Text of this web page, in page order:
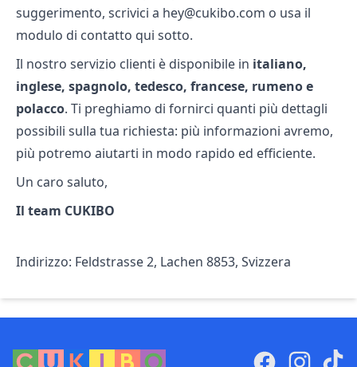
suggerimento, scrivici a hey@cukibo.com o usa il
modulo di contatto qui sotto.
Il nostro servizio clienti è disponibile in italiano,
inglese, spagnolo, tedesco, francese, rumeno e
polacco. Ti preghiamo di fornirci quanti più dettagli
possibili sulla tua richiesta: più informazioni avremo,
più potremo aiutarti in modo rapido ed efficiente.
Un caro saluto,
Il team CUKIBO
Indirizzo: Feldstrasse 2, Lachen 8853, Svizzera